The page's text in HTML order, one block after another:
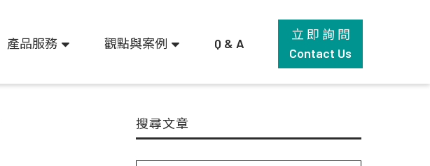
產品服務 觀點與案例 Q & A
立 即 詢 問
Contact Us
搜尋文章